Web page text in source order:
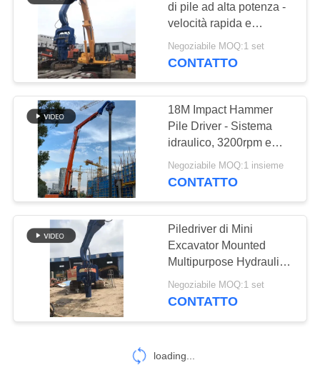
di pile ad alta potenza -
velocità rapida e
protezione da pile
Negoziabile MOQ:1 set
CONTATTO
18M Impact Hammer
Pile Driver - Sistema
idraulico, 3200rpm e
rapida conversione
Negoziabile MOQ:1 insieme
CONTATTO
Piledriver di Mini
Excavator Mounted
Multipurpose Hydraulic,
macchina idraulica
dell'accatastamento del
Negoziabile MOQ:1 set
CONTATTO
loading...